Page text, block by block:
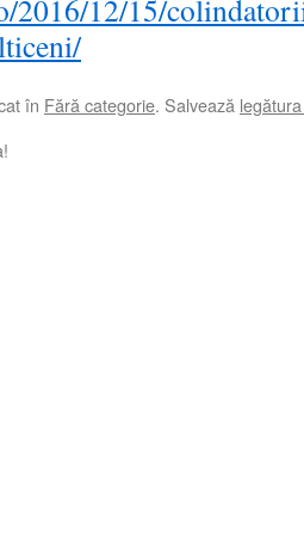
2016/12/15/
în Fără categorie. Salvează